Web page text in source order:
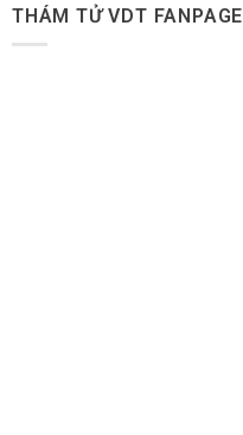
THÁM TỬ VDT FANPAGE